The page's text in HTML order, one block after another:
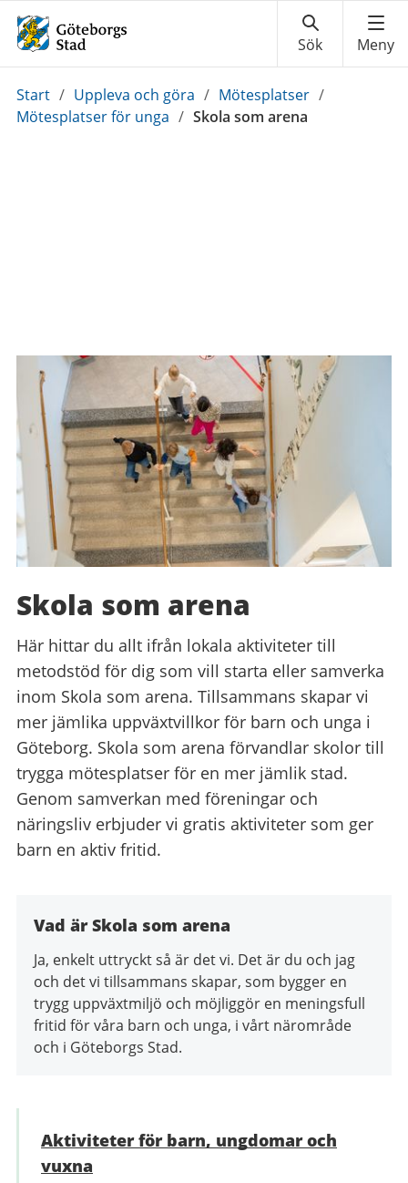
Du
är
Start / Uppleva och göra / Mötesplatser /
Mötesplatser för unga / Skola som arena
Skola som arena
Här hittar du allt ifrån lokala aktiviteter till
metodstöd för dig som vill starta eller samverka
inom Skola som arena. Tillsammans skapar vi
mer jämlika uppväxtvillkor för barn och unga i
Göteborg. Skola som arena förvandlar skolor till
trygga mötesplatser för en mer jämlik stad.
Genom samverkan med föreningar och
näringsliv erbjuder vi gratis aktiviteter som ger
barn en aktiv fritid.
Vad är Skola som arena
Ja, enkelt uttryckt så är det vi. Det är du och jag
och det vi tillsammans skapar, som bygger en
trygg uppväxtmiljö och möjliggör en meningsfull
fritid för våra barn och unga, i vårt närområde
och i Göteborgs Stad.
Aktiviteter för barn, ungdomar och
vuxna